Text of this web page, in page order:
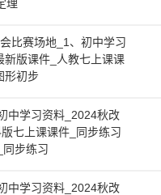
理
比赛场地_1、初中学习
版课件_人教七上课课
形初步
中学习资料_2024秋改
七上课课件_同步练习
步练习
中学习资料_2024秋改